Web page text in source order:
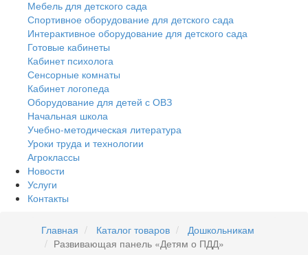
Мебель для детского сада
Спортивное оборудование для детского сада
Интерактивное оборудование для детского сада
Готовые кабинеты
Кабинет психолога
Сенсорные комнаты
Кабинет логопеда
Оборудование для детей с ОВЗ
Начальная школа
Учебно-методическая литература
Уроки труда и технологии
Агроклассы
Новости
Услуги
Контакты
Главная Каталог товаров
Дошкольникам
Развивающая панель «Детям о ПДД»